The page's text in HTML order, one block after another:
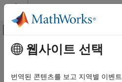
콘텐츠로 바로 가기
오프캔버스 탐색 메
문서 홈
주요 콘텐츠
이 페이지는 기계 번역을 사용하
웹사이트 선택
번역된 콘텐츠를 보고 지역별 이벤